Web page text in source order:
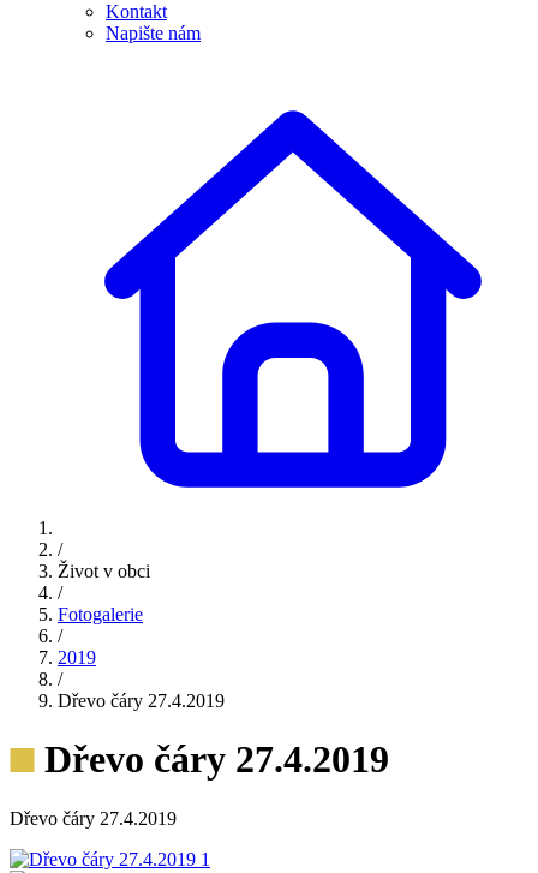
Kontakt
Napište nám
/
Život v obci
/
Fotogalerie
/
2019
/
Dřevo čáry 27.4.2019
Dřevo čáry 27.4.2019
Dřevo čáry 27.4.2019